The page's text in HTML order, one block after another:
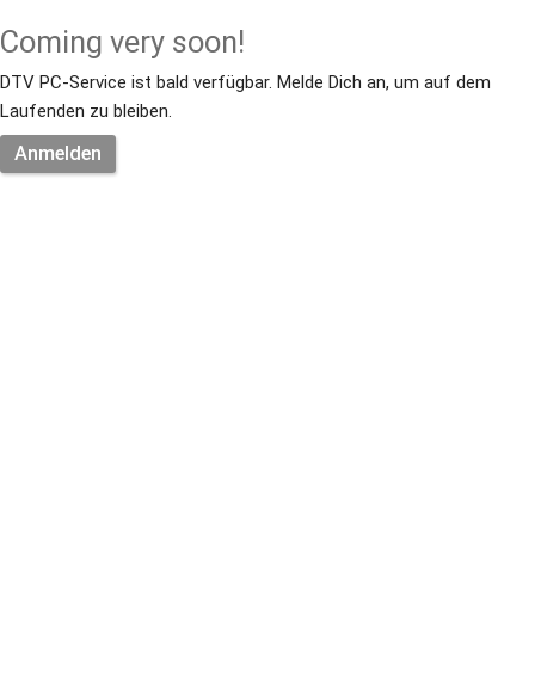
Coming very soon!
DTV PC-Service ist bald verfügbar. Melde Dich an, um auf dem
Laufenden zu bleiben.
Anmelden